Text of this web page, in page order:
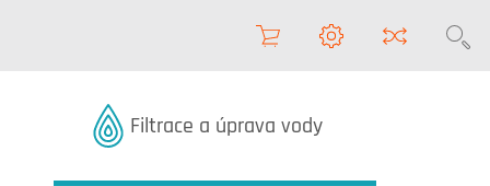
Produkty z kategorie
Filtrace a úprava vody